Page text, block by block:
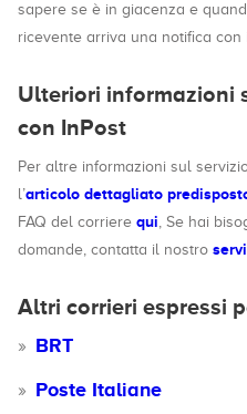
sapere se è in giacenza e
ricevente arriva una notifica
Ulteriori informazioni
con InPost
Per altre informazioni sul
l’articolo dettagliato
FAQ del corriere qui, Se hai
domande, contatta il nostro
Altri corrieri espressi
BRT
Poste Italiane